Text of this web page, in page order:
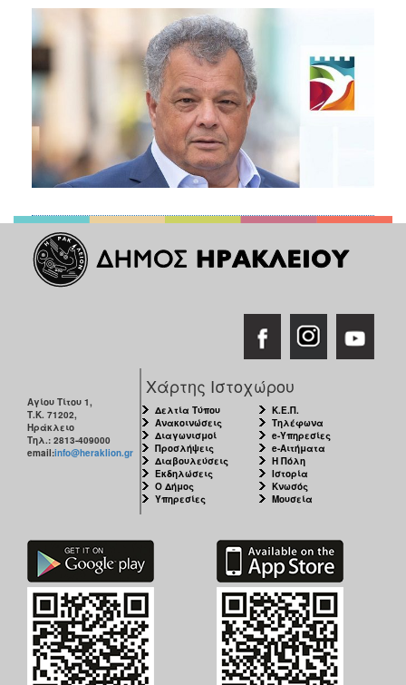
Αγίου Τίτου 1,
Τ.Κ. 71202,
Ηράκλειο
Τηλ.: 2813-409000
email:info@heraklion.gr
Χάρτης Ιστοχώρου
Δελτία Τύπου
Ανακοινώσεις
Διαγωνισμοί
Προσλήψεις
Διαβουλεύσεις
Εκδηλώσεις
Ο Δήμος
Υπηρεσίες
Κ.Ε.Π.
Τηλέφωνα
e-Υπηρεσίες
e-Αιτήματα
Η Πόλη
Ιστορία
Κνωσός
Μουσεία